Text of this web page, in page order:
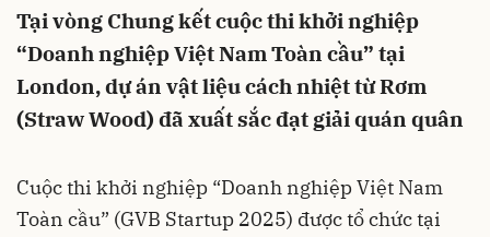
Tại vòng Chung kết cuộc thi khởi nghiệp
“Doanh nghiệp Việt Nam Toàn cầu” tại
London, dự án vật liệu cách nhiệt từ Rơm
(Straw Wood) đã xuất sắc đạt giải quán quân
Cuộc thi khởi nghiệp “Doanh nghiệp Việt Nam
Toàn cầu” (GVB Startup 2025) được tổ chức tại
Hủy